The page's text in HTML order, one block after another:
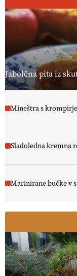
Jabolčna pita iz
Mineštra s
Sladoledna kremna
Marinirane bučke v